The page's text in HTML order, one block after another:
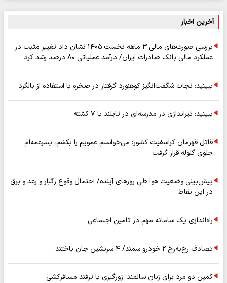
آخرین اخبار
بررسی صورت‌های مالی ۳ ماهه نخست ۱۴۰۵ نشان داد تغییر مثبت در
عملکرد مالی بانک صادرات ایران/ درآمد عملیاتی ۸۰ درصد رشد کرد
ببینید: نجات شگفت‌انگیز کوهنورد گرفتار در صخره با استفاده از بالگرد
ببینید: تیراندازی در مدرسه‌ای در تایلند با ۷ کشته
قاتل قهرمان کراسفیت کشور: می‌خواستم عمویم را بکشم، پسرعمه‌ام
جلوی گلوله قرار گرفت
پیش‌بینی وضعیت هوا طی روزهای آینده/ احتمال وقوع رگبار و رعد و برق
در این نقاط
راه‌اندازی یک سامانه مهم در تامین اجتماعی
تصادف رخ‌به‌رخ ۲ خودرو سمند/ ۴ سرنشین جان باختند
کمین دو مرد برای زنان سالمند؛ زورگیری با ترفند مسافرکشی